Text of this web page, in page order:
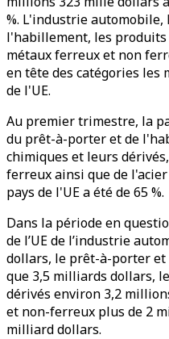
%. L'industrie
l'habillement, les
métaux ferreux et non
en tête des catégories les
de l'UE.
Au premier trimestre, la
du prêt-à-porter et de
chimiques et leurs
ferreux ainsi que de
pays de l'UE a été de 65 %.
Dans la période en
de l’UE de l’industrie
dollars, le prêt-à-porter et
que 3,5 milliards dollars,
dérivés environ 3,2
et non-ferreux plus de 2
milliard dollars.